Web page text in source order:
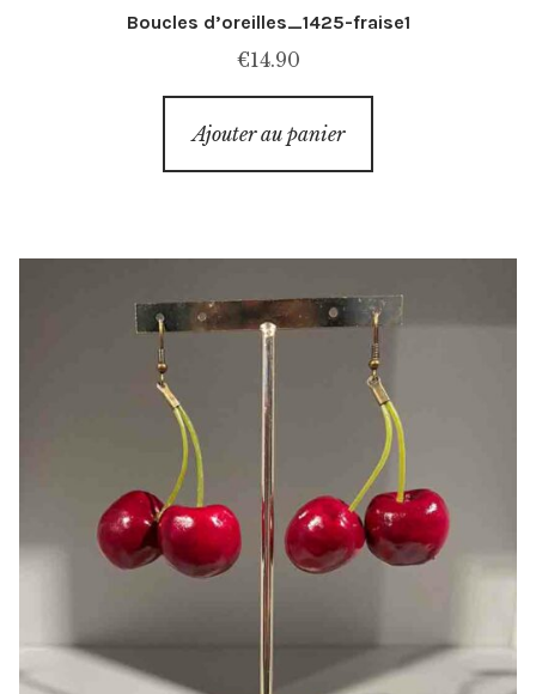
Boucles d’oreilles_1425-fraise1
€14.90
Ajouter au panier